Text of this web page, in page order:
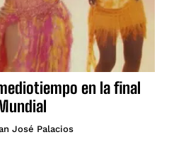
en la final
José Palacios